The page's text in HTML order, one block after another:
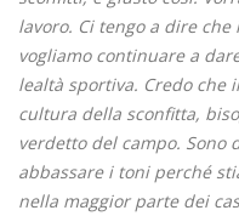
lavoro. Ci tengo a dire che
vogliamo continuare a
lealtà sportiva. Credo che
cultura della sconfitta,
verdetto del campo. Sono
abbassare i toni perché
nella maggior parte dei